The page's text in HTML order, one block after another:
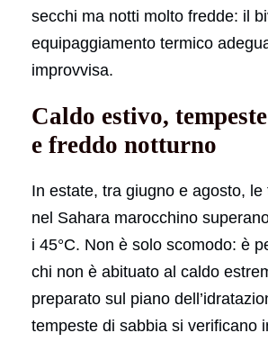
secchi ma notti molto fredde: il
equipaggiamento termico
improvvisa.
Caldo estivo,
e freddo notturno
In estate, tra giugno e agosto, le
nel Sahara marocchino
i 45°C. Non è solo scomodo: è
chi non è abituato al caldo
preparato sul piano
tempeste di sabbia si verificano